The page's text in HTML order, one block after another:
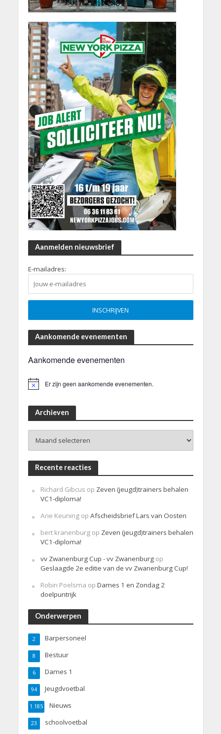
Aanmelden nieuwsbrief
E-mailadres:
Aankomende evenementen
Aankomende evenementen
Er zijn geen aankomende evenementen.
Archieven
Recente reacties
Richard Gibcus op Zeven (jeugd)trainers behalen
VC1-diploma!
Arie Keuningop Afscheidsbrief Lars van Oosten
bert kranenburgop Zeven (jeugd)trainers behalen
VC1-diploma!
vv Zwanenburg Cup - vv Zwanenburgop
Geslaagde 2e editie van de vv Zwanenburg Cup!
Robin Poelsma op Dames 1 en Zondag 2
doelpuntrijk
Onderwerpen
Barpersoneel
2
Bestuur
8
Dames 1
6
Jeugdvoetbal
94
Nieuws
1.185
schoolvoetbal
23